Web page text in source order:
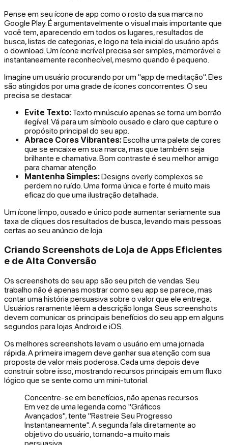
Pense em seu ícone de app como o rosto da sua marca no
Google Play. É argumentavelmente o visual mais importante que
você tem, aparecendo em todos os lugares, resultados de
busca, listas de categorias, e logo na tela inicial do usuário após
o download. Um ícone incrível precisa ser simples, memorável e
instantaneamente reconhecível, mesmo quando é pequeno.
Imagine um usuário procurando por um "app de meditação". Eles
são atingidos por uma grade de ícones concorrentes. O seu
precisa se destacar.
Evite Texto:Texto minúsculo apenas se torna um borrão
ilegível. Vá para um símbolo ousado e claro que capture o
propósito principal do seu app.
Abrace Cores Vibrantes:Escolha uma paleta de cores
que se encaixe em sua marca, mas que também seja
brilhante e chamativa. Bom contraste é seu melhor amigo
para chamar atenção.
Mantenha Simples:Designs overly complexos se
perdem no ruído. Uma forma única e forte é muito mais
eficaz do que uma ilustração detalhada.
Um ícone limpo, ousado e único pode aumentar seriamente sua
taxa de cliques dos resultados de busca, levando mais pessoas
certas ao seu anúncio de loja.
Criando Screenshots de Loja de Apps Eficientes
e de Alta Conversão
Os screenshots do seu app são seu pitch de vendas. Seu
trabalho não é apenas mostrar como seu app se parece, mas
contar uma história persuasiva sobre o valor que ele entrega.
Usuários raramente lêem a descrição longa. Seus screenshots
devem comunicar os principais benefícios do seu app em alguns
segundos para lojas Android e iOS.
Os melhores screenshots levam o usuário em uma jornada
rápida. A primeira imagem deve ganhar sua atenção com sua
proposta de valor mais poderosa. Cada uma depois deve
construir sobre isso, mostrando recursos principais em um fluxo
lógico que se sente como um mini-tutorial.
Concentre-se em benefícios, não apenas recursos.
Em vez de uma legenda como "Gráficos
Avançados", tente "Rastreie Seu Progresso
Instantaneamente". A segunda fala diretamente ao
objetivo do usuário, tornando-a muito mais
persuasiva.